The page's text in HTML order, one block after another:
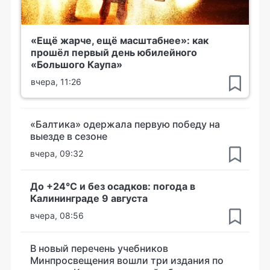
«Ещё жарче, ещё масштабнее»: как
прошёл первый день юбилейного
«Большого Каупа»
вчера, 11:26
«Балтика» одержала первую победу на
выезде в сезоне
вчера, 09:32
До +24°С и без осадков: погода в
Калининграде 9 августа
вчера, 08:56
В новый перечень учебников
Минпросвещения вошли три издания по